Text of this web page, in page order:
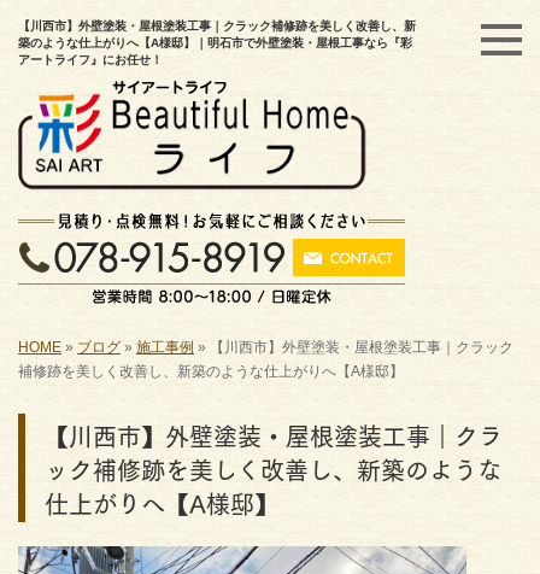
【川西市】外壁塗装・屋根塗装工事｜クラック補修跡を美しく改善し、新
築のような仕上がりへ【A様邸】｜明石市で外壁塗装・屋根工事なら『彩
アートライフ』にお任せ！
HOME » ブログ » 施工事例 » 【川西市】外壁塗装・屋根塗装工事｜クラック
補修跡を美しく改善し、新築のような仕上がりへ【A様邸】
【川西市】外壁塗装・屋根塗装工事｜クラ
ック補修跡を美しく改善し、新築のような
仕上がりへ【A様邸】